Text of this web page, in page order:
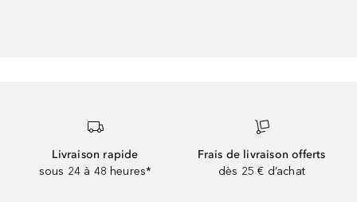
Livraison rapide
sous 24 à 48 heures*
Frais de livraison offerts
dès 25 € d’achat